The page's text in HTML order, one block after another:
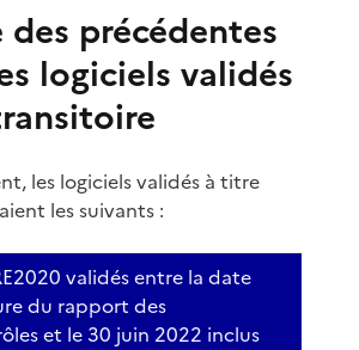
précédentes
logiciels validés
les logiciels validés à titre
les suivants :
validés entre la date
du rapport des
et le 30 juin 2022 inclus